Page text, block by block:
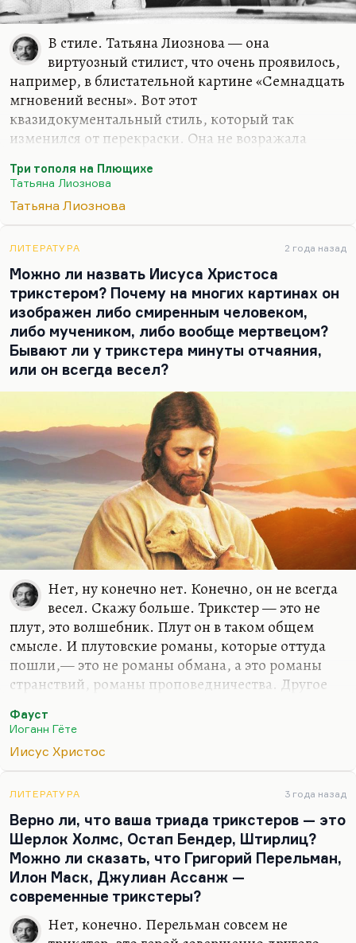
В стиле. Татьяна Лиознова — она
виртуозный стилист, что очень проявилось,
например, в блистательной картине «Семнадцать
мгновений весны». Вот этот
квазидокументальный стиль, который так
изменился от перекраски. Она не возражала
хотела людей обижать. Это именно черно-белая
сознательно не сделала её цветной. Поэтому мне
присуще.
Я вам могу сказать, в чем работает контраст «Трех
тополей на Плющихе». Это фильм, сделанный
под сильным влиянием французской Новой
волны. Но эта французская Новая волна —
повествования о двух одиночествах, о дождях, о
кафе и такси…
Три тополя на Плющихе
Татьяна Лиознова
Татьяна Лиознова
ЛИТЕРАТУРА 2 года назад
Можно ли назвать Иисуса Христоса
трикстером? Почему на многих картинах он
изображен либо смиренным человеком,
либо мучеником, либо вообще мертвецом?
Бывают ли у трикстера минуты отчаяния,
или он всегда весел?
Нет, ну конечно нет. Конечно, он не всегда
весел. Скажу больше. Трикстер — это не
плут, это волшебник. Плут он в таком общем
смысле. И плутовские романы, которые оттуда
пошли,— это не романы обмана, а это романы
странствий, романы проповедничества. Другое
уныние грехом, и Христос, конечно, не уныл. У
даже не слабости, а, может быть, и наибольшей
сад и моление о чаше. Это ключевой эпизод
Евангелия. И конечно, без Гефсиманского сада
Христа мы представить не можем. Но, в
принципе, Христос — это учитель веселый,
парадоксальный, не в малой степени не унылый и
не угрюмый.…
Фауст
Иоганн Гёте
Иисус Христос
ЛИТЕРАТУРА 3 года назад
Верно ли, что ваша триада трикстеров — это
Шерлок Холмс, Остап Бендер, Штирлиц?
Можно ли сказать, что Григорий Перельман,
Илон Маск, Джулиан Ассанж —
современные трикстеры?
Нет, конечно. Перельман совсем не